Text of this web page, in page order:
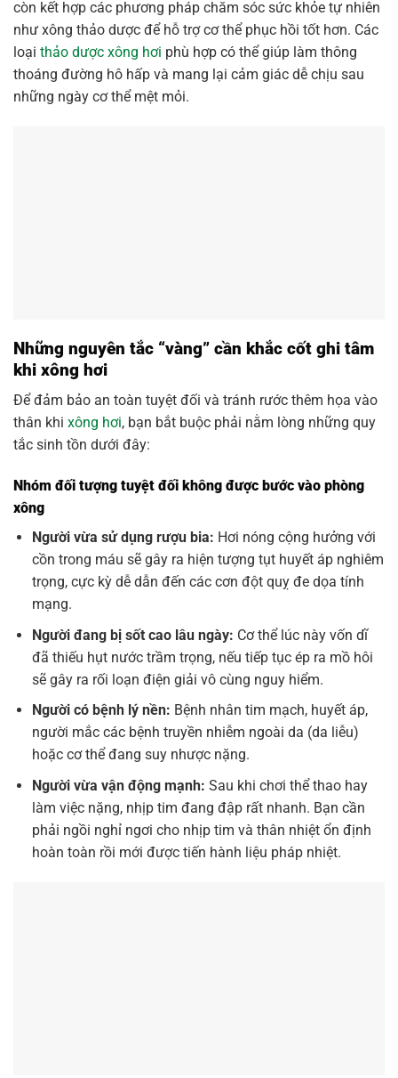
còn kết hợp các phương pháp chăm sóc sức khỏe tự nhiên
như xông thảo dược để hỗ trợ cơ thể phục hồi tốt hơn. Các
loại thảo dược xông hơi phù hợp có thể giúp làm thông
thoáng đường hô hấp và mang lại cảm giác dễ chịu sau
những ngày cơ thể mệt mỏi.
Những nguyên tắc “vàng” cần khắc cốt ghi tâm
khi xông hơi
Để đảm bảo an toàn tuyệt đối và tránh rước thêm họa vào
thân khi xông hơi, bạn bắt buộc phải nằm lòng những quy
tắc sinh tồn dưới đây:
Nhóm đối tượng tuyệt đối không được bước vào phòng
xông
Người vừa sử dụng rượu bia: Hơi nóng cộng hưởng với
cồn trong máu sẽ gây ra hiện tượng tụt huyết áp nghiêm
trọng, cực kỳ dễ dẫn đến các cơn đột quỵ đe dọa tính
mạng.
Người đang bị sốt cao lâu ngày: Cơ thể lúc này vốn dĩ
đã thiếu hụt nước trầm trọng, nếu tiếp tục ép ra mồ hôi
sẽ gây ra rối loạn điện giải vô cùng nguy hiểm.
Người có bệnh lý nền: Bệnh nhân tim mạch, huyết áp,
người mắc các bệnh truyền nhiễm ngoài da (da liễu)
hoặc cơ thể đang suy nhược nặng.
Người vừa vận động mạnh: Sau khi chơi thể thao hay
làm việc nặng, nhịp tim đang đập rất nhanh. Bạn cần
phải ngồi nghỉ ngơi cho nhịp tim và thân nhiệt ổn định
hoàn toàn rồi mới được tiến hành liệu pháp nhiệt.